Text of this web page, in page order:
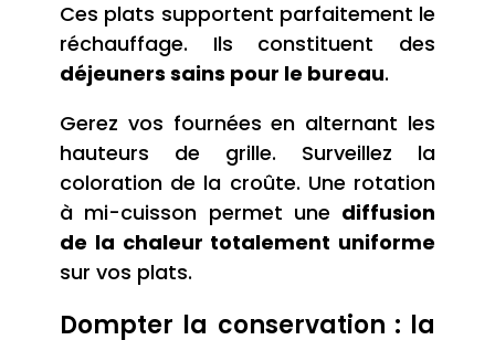
Ces plats supportent parfaitement le
réchauffage. Ils constituent des
déjeuners sains pour le bureau.
Gerez vos fournées en alternant les
hauteurs de grille. Surveillez la
coloration de la croûte. Une rotation
à mi-cuisson permet une diffusion
de la chaleur totalement uniforme
sur vos plats.
Dompter la conservation : la